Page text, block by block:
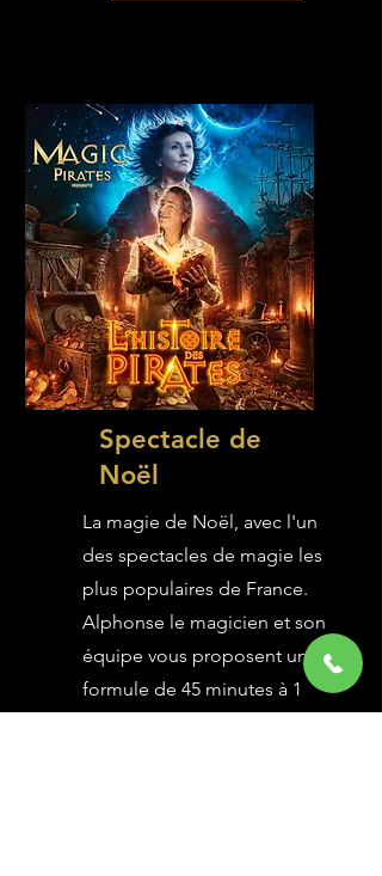
Spectacle de
Noël
La magie de Noël, avec l'un
des spectacles de magie les
plus populaires de France.
Alphonse le magicien et son
équipe vous proposent une
formule de 45 minutes à 1